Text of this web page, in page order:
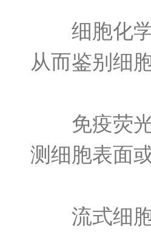
细胞化学
从而鉴别细
免疫荧光
测细胞表面
流式细胞